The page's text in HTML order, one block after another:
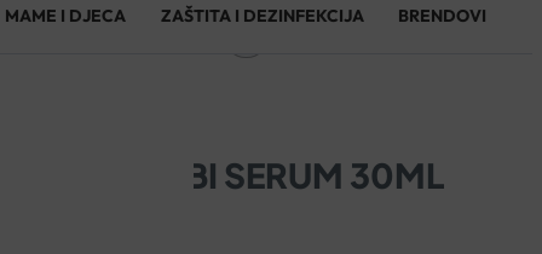
MAME I DJECA ZAŠTITA I DEZINFEKCIJA BRENDOVI
AR+ BI SERUM 30ML